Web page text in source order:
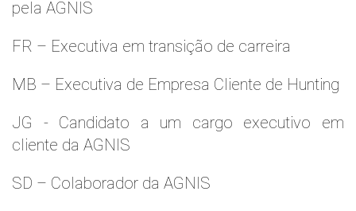
pela AGNIS
FR – Executiva em transição de carreira
MB – Executiva de Empresa Cliente de Hunting
JG - Candidato a um cargo executivo em
cliente da AGNIS
SD – Colaborador da AGNIS